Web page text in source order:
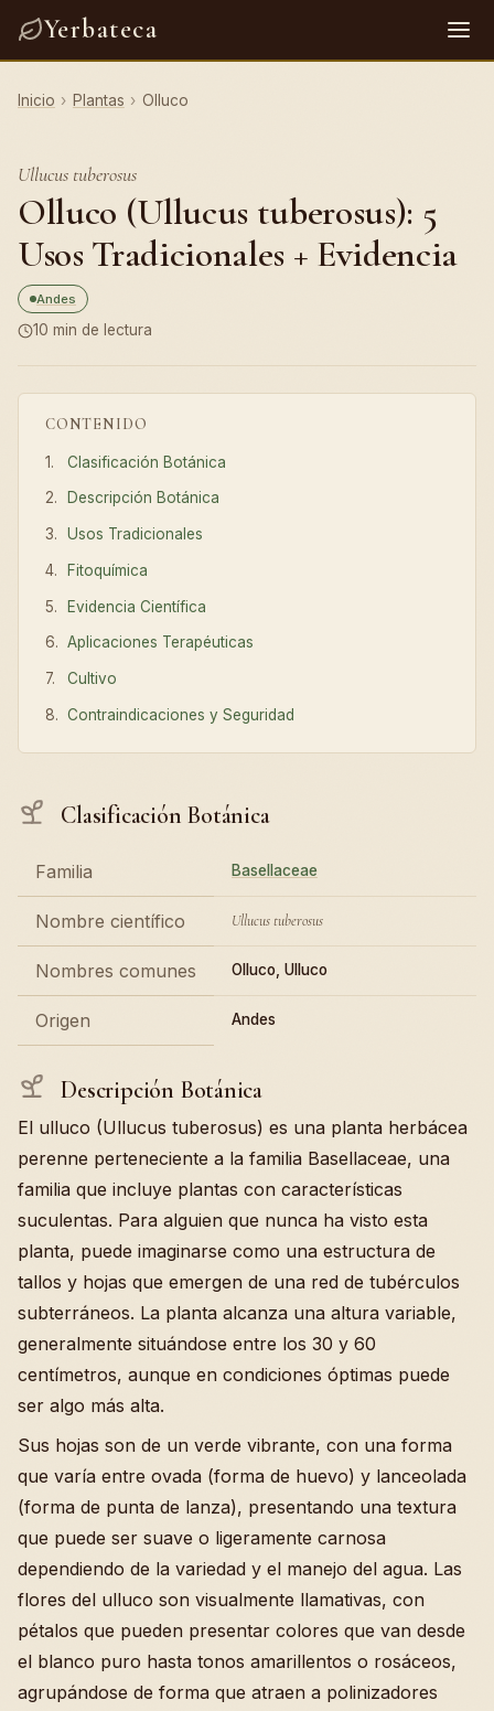
Yerbateca
Inicio › Plantas › Olluco
Ullucus tuberosus
Olluco (Ullucus tuberosus): 5
Usos Tradicionales + Evidencia
Andes
10 min de lectura
CONTENIDO
Clasificación Botánica
Descripción Botánica
Usos Tradicionales
Fitoquímica
Evidencia Científica
Aplicaciones Terapéuticas
Cultivo
Contraindicaciones y Seguridad
Clasificación Botánica
Familia Basellaceae
Nombre científico Ullucus tuberosus
Nombres comunes Olluco, Ulluco
Origen Andes
Descripción Botánica
El ulluco (Ullucus tuberosus) es una planta herbácea
perenne perteneciente a la familia Basellaceae, una
familia que incluye plantas con características
suculentas. Para alguien que nunca ha visto esta
planta, puede imaginarse como una estructura de
tallos y hojas que emergen de una red de tubérculos
subterráneos. La planta alcanza una altura variable,
generalmente situándose entre los 30 y 60
centímetros, aunque en condiciones óptimas puede
ser algo más alta.
Sus hojas son de un verde vibrante, con una forma
que varía entre ovada (forma de huevo) y lanceolada
(forma de punta de lanza), presentando una textura
que puede ser suave o ligeramente carnosa
dependiendo de la variedad y el manejo del agua. Las
flores del ulluco son visualmente llamativas, con
pétalos que pueden presentar colores que van desde
el blanco puro hasta tonos amarillentos o rosáceos,
agrupándose de forma que atraen a polinizadores